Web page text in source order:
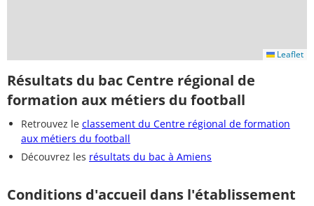
Leaflet
Résultats du bac Centre régional de
formation aux métiers du football
Retrouvez le classement du Centre régional de formation
aux métiers du football
Découvrez les résultats du bac à Amiens
Conditions d'accueil dans l'établissement